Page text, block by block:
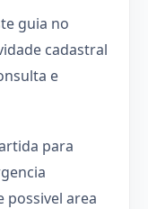
guia no
cadastral
e
para
possivel area